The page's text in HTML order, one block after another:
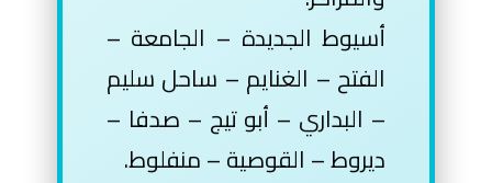
أسيوط الجديدة – الجامعة –
الفتح – الغنايم – ساحل سليم
– البداري – أبو تيج – صدفا –
ديروط – القوصية – منفلوط.